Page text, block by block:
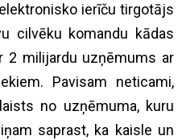
ierīču tirgotājs
cilvēku komandu kādas
2 milijardu uzņēmums ar
Pavisam neticami,
no uzņēmuma, kuru
saprast, ka kaisle un